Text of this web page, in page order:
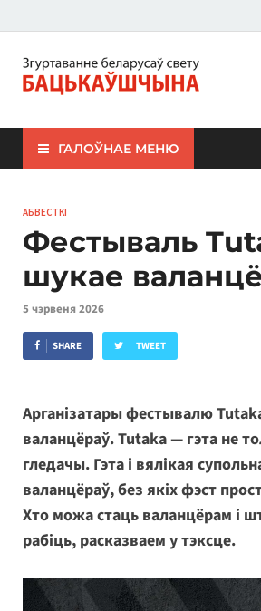
ЗБС "Бацькаўшчына"
ГАЛОЎНАЕ МЕНЮ
АБВЕСТКІ
Фестываль
шукае
5 чэрвеня 2026
SHARE TWEET
Арганізатары фестывалю
валанцёраў. Tutaka — гэта не
гледачы. Гэта і вялікая
валанцёраў, без якіх фэст
Хто можа стаць валанцёрам і
рабіць, расказваем у тэксце.